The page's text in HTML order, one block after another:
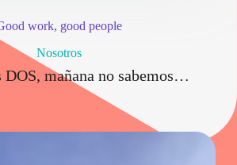
work, good people
Nosotros
DOS, mañana no sabemos…